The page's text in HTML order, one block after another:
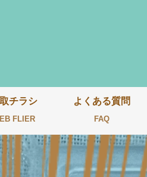
チラシ
FLIER
よくある質問
FAQ